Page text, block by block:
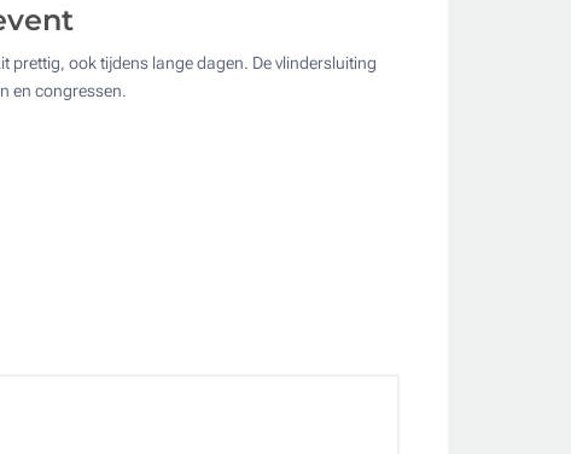
prettig, ook tijdens lange dagen. De vlindersluiting
en congressen.